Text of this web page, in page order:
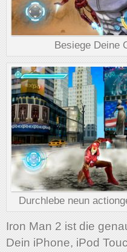
Besiege Deine
Durchlebe neun
Iron Man 2 ist die
Dein iPhone, iPod